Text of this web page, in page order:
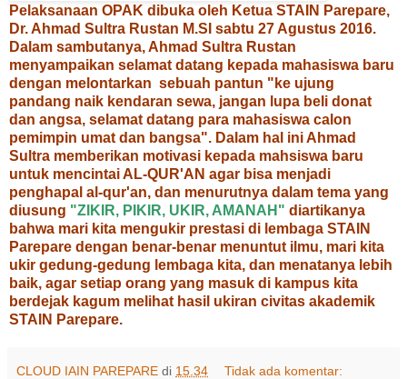
Pelaksanaan OPAK dibuka oleh Ketua STAIN Parepare,
Dr. Ahmad Sultra Rustan M.SI sabtu 27 Agustus 2016.
Dalam sambutanya, Ahmad Sultra Rustan
menyampaikan selamat datang kepada mahasiswa baru
dengan melontarkan sebuah pantun "ke ujung
pandang naik kendaran sewa, jangan lupa beli donat
dan angsa, selamat datang para mahasiswa calon
pemimpin umat dan bangsa". Dalam hal ini Ahmad
Sultra memberikan motivasi kepada mahsiswa baru
untuk mencintai AL-QUR'AN agar bisa menjadi
penghapal al-qur'an, dan menurutnya dalam tema yang
diusung "ZIKIR, PIKIR, UKIR, AMANAH" diartikanya
bahwa mari kita mengukir prestasi di lembaga STAIN
Parepare dengan benar-benar menuntut ilmu, mari kita
ukir gedung-gedung lembaga kita, dan menatanya lebih
baik, agar setiap orang yang masuk di kampus kita
berdejak kagum melihat hasil ukiran civitas akademik
STAIN Parepare.
CLOUD IAIN PAREPARE di 15.34 Tidak ada komentar: